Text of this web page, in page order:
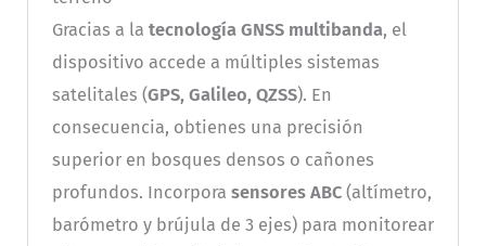
Gracias a la tecnología GNSS multibanda, el
dispositivo accede a múltiples sistemas
satelitales (GPS, Galileo, QZSS). En
consecuencia, obtienes una precisión
superior en bosques densos o cañones
profundos. Incorpora sensores ABC(altímetro,
barómetro y brújula de 3 ejes) para monitorear